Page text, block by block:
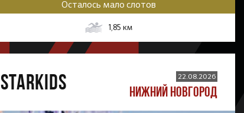
Осталось мало слотов
1,85км
STARKIDS 22.08.2026
НИЖНИЙ НОВГОРОД